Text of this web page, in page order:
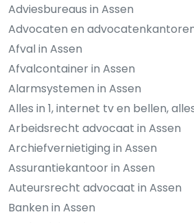
Adviesbureaus in Assen
Advocaten en
Afval in Assen
Afvalcontainer in Assen
Alarmsystemen in Assen
Alles in 1, internet tv en bellen,
Arbeidsrecht advocaat in Assen
Archiefvernietiging in Assen
Assurantiekantoor in Assen
Auteursrecht advocaat in Assen
Banken in Assen